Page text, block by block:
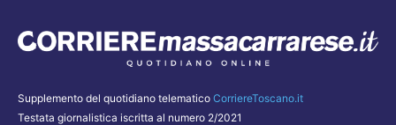
Supplemento del quotidiano telematico CorriereToscano.it
Testata giornalistica iscritta al numero 2/2021